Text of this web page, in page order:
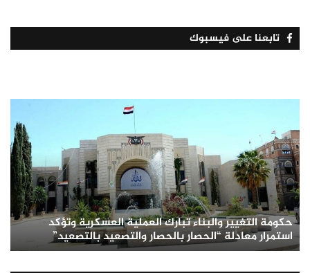
تابعنا على فيسبوك
حكومة التغيير والبناء تبارك العملية العسكرية وتؤكد
استمرار معادلة “الحصار بالحصار والتصعيد بالتصعيد”